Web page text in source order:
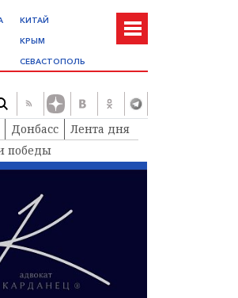
КИТАЙ
КРЫМ
СЕВАСТОПОЛЬ
Донбасс
Лента дня
победы